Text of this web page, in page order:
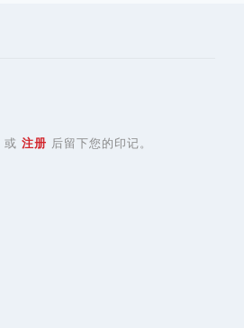
或 注册 后留下您的印记。